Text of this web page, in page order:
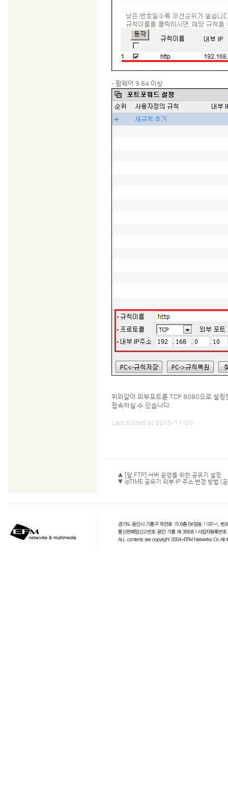
- 펌웨어 9.84 이상
위와같이 외부포트를 TCP 8080으로 설
접속하실 수 있습니다.
Last Edited at 2015-11-20
▲ [알 FTP] 서버 운영을 위한 공유기 설정
▼ ipTIME 공유기 외부 IP 주소 변경 방법 (